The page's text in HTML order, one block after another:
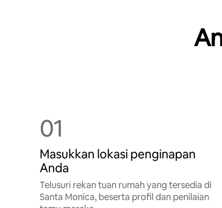
01
Masukkan lokasi penginapan
Anda
Telusuri rekan tuan rumah yang tersedia di
Santa Monica, beserta profil dan penilaian